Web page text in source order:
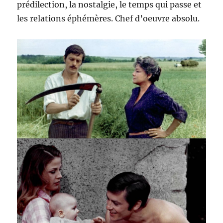
prédilection, la nostalgie, le temps qui passe et
les relations éphémères. Chef d’oeuvre absolu.